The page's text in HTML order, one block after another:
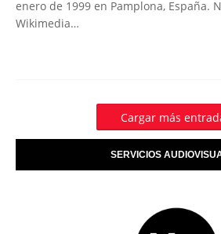
enero de 1999 en Pamplona, España.
Wikimedia…
Cargar más
SERVICIOS